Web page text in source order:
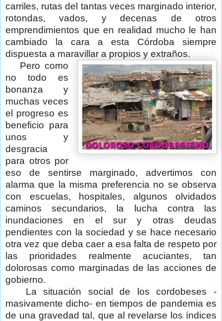
carriles, rutas del tantas veces marginado interior,
rotondas, vados, y decenas de otros
emprendimientos que en realidad mucho le han
cambiado la cara a esta Córdoba siempre
dispuesta a maravillar a propios y extraños.
Pero como
no todo es
bonanza y
muchas veces
el progreso es
beneficio para
unos y
desgracia
para otros por
eso de sentirse marginado, advertimos con
alarma que la misma preferencia no se observa
con escuelas, hospitales, algunos olvidados
caminos secundarios, la lucha contra las
inundaciones en el sur y otras deudas
pendientes con la sociedad y se hace necesario
otra vez que deba caer a esa falta de respeto por
las prioridades realmente acuciantes, tan
dolorosas como marginadas de las acciones de
gobierno.
La situación social de los cordobeses -
masivamente dicho- en tiempos de pandemia es
de una gravedad tal, que al revelarse los índices